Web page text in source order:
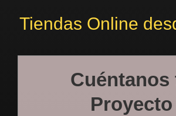
Tiendas Online
Cuéntanos
Proyecto